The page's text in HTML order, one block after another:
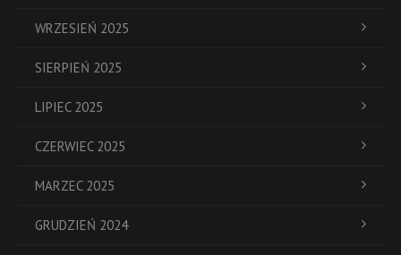
WRZESIEŃ 2025
SIERPIEŃ 2025
LIPIEC 2025
CZERWIEC 2025
MARZEC 2025
GRUDZIEŃ 2024